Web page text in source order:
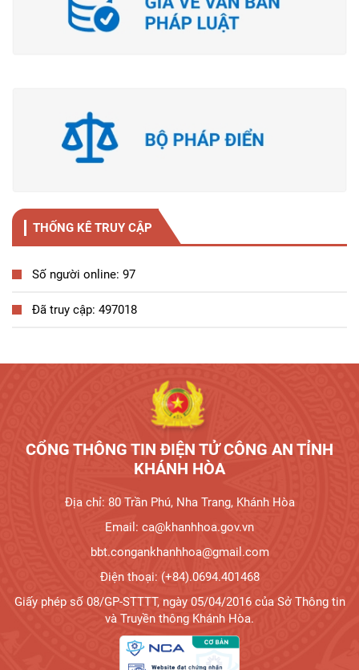
THỐNG KÊ TRUY CẬP
Số người online: 97
Đã truy cập: 497018
CỔNG THÔNG TIN ĐIỆN TỬ CÔNG AN TỈNH
KHÁNH HÒA
Địa chỉ: 80 Trần Phú, Nha Trang, Khánh Hòa
Email: ca@khanhhoa.gov.vn
bbt.congankhanhhoa@gmail.com
Điện thoại: (+84).0694.401468
Giấy phép số 08/GP-STTTT, ngày 05/04/2016 của Sở Thông tin
và Truyền thông Khánh Hòa.